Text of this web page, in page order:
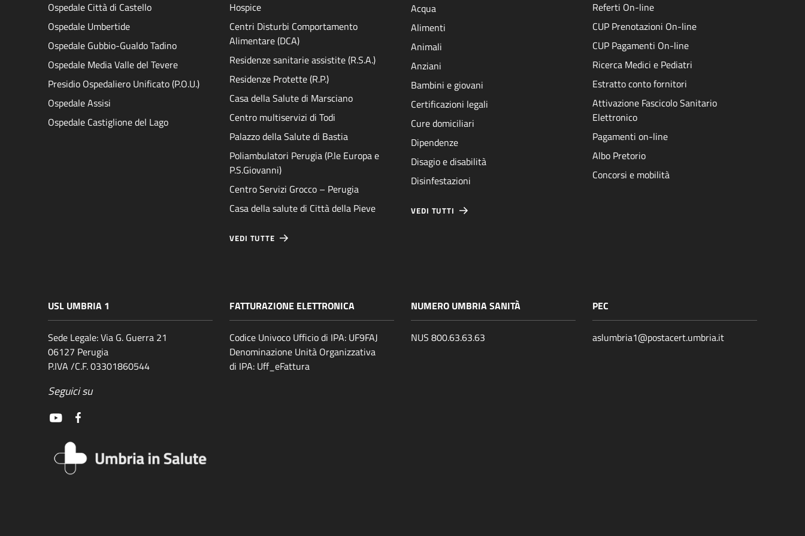
Ospedale Città di Castello
Ospedale Umbertide
Ospedale Gubbio-Gualdo Tadino
Ospedale Media Valle del Tevere
Presidio Ospedaliero Unificato (P.O.U.)
Ospedale Assisi
Ospedale Castiglione del Lago
Hospice
Centri Disturbi Comportamento
Alimentare (DCA)
Residenze sanitarie assistite (R.S.A.)
Residenze Protette (R.P.)
Casa della Salute di Marsciano
Centro multiservizi di Todi
Palazzo della Salute di Bastia
Poliambulatori Perugia (P.le Europa e
P.S.Giovanni)
Centro Servizi Grocco – Perugia
Casa della salute di Città della Pieve
VEDI TUTTE
Acqua
Alimenti
Animali
Anziani
Bambini e giovani
Certificazioni legali
Cure domiciliari
Dipendenze
Disagio e disabilità
Disinfestazioni
VEDI TUTTI
Referti On-line
CUP Prenotazioni On-line
CUP Pagamenti On-line
Ricerca Medici e Pediatri
Estratto conto fornitori
Attivazione Fascicolo Sanitario
Elettronico
Pagamenti on-line
Albo Pretorio
Concorsi e mobilità
USL UMBRIA 1
Sede Legale: Via G. Guerra 21
06127 Perugia
P.IVA /C.F. 03301860544
Seguici su
FATTURAZIONE ELETTRONICA
Codice Univoco Ufficio di IPA: UF9FAJ
Denominazione Unità Organizzativa
di IPA: Uff_eFattura
NUMERO UMBRIA SANITÀ
NUS 800.63.63.63
PEC
aslumbria1@postacert.umbria.it